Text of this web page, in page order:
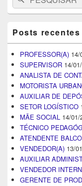
for:
Posts recentes
PROFESSOR(A) 14/
SUPERVISOR 14/
ANALISTA DE
MOTORISTA
AUXILIAR DE
SETOR LOGÍSTICO
MÃE SOCIAL 14/01/
TÉCNICO
ATENDENTE
VENDEDOR(A) 13/
AUXILIAR
VENDEDOR
GERENTE DE